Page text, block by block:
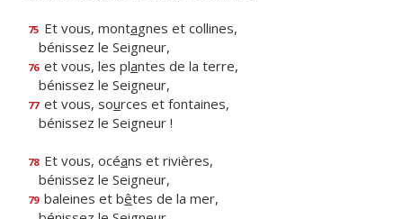
75 Et vous, montagnes et collines,
bénissez le Seigneur,
76 et vous, les plantes de la terre,
bénissez le Seigneur,
77 et vous, sources et fontaines,
bénissez le Seigneur !
78 Et vous, océans et rivières,
bénissez le Seigneur,
79 baleines et bêtes de la mer,